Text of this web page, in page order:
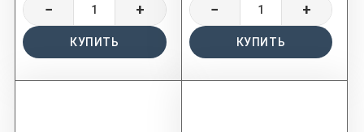
− +
КУПИТЬ
− +
КУПИТЬ